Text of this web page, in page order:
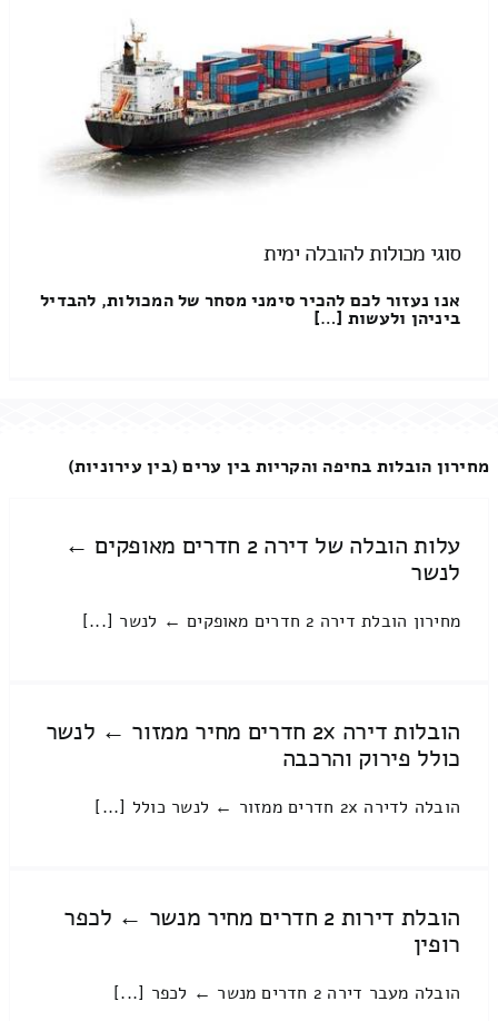
סוגי מכולות להובלה ימית
אנו נעזור לכם להכיר סימני מסחר של המכולות, להבדיל
ביניהן ולעשות […]
מחירון הובלות בחיפה והקריות בין ערים (בין עירוניות)
עלות הובלה של דירה 2 חדרים מאופקים ←
לנשר
מחירון הובלת דירה 2 חדרים מאופקים ← לנשר [...]
הובלות דירה 2x חדרים מחיר ממזור ← לנשר
כולל פירוק והרכבה
הובלה לדירה 2x חדרים ממזור ← לנשר כולל [...]
הובלת דירות 2 חדרים מחיר מנשר ← לכפר
רופין
הובלה מעבר דירה 2 חדרים מנשר ← לכפר [...]